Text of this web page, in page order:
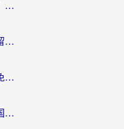
国外打魔渊之刃用什么加速器？2026海外玩家国服游戏加速全攻略（附闪耀暖暖&复苏的魔女避坑指南）
在美国怎么打英雄联盟不卡？留学生亲测的国服游戏加速全攻略
国外玩无尽冬日用什么加速器免费？海外党国服游戏加速避坑指南
海外玩三国杀总卡顿？这份三国杀游戏加速器指南帮你告别延迟烦恼